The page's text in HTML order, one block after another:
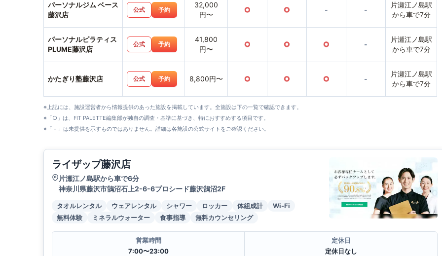
パーソナルジム ベース
藤沢店
公式 予約
32,000
円〜
○ ○ - -
片瀬江ノ島駅
から車で7分
パーソナルピラティス
PLUME藤沢店
公式 予約
41,800
円〜
○ ○ ○ -
片瀬江ノ島駅
から車で7分
かたぎり塾藤沢店 公式 予約 8,800円〜 ○ ○ ○ -
片瀬江ノ島駅
から車で7分
※上記には、施設運営者から情報提供のあった施設を掲載しています。全施設は下の一覧で確認できます。
※「○」は、FIT PALETTE編集部が独自の調査・基準に基づき、特におすすめする項目です。
※「－」は未提供を示すものではありません。詳細は各施設の公式サイトをご確認ください。
ライザップ藤沢店
片瀬江ノ島駅から車で6分
神奈川県藤沢市鵠沼石上2-6-6プロシード藤沢鵠沼2F
タオルレンタル ウェアレンタル シャワー ロッカー 体組成計
Wi-Fi
無料体験
ミネラルウォーター 食事指導 無料カウンセリング
営業時間
7:00〜23:00
定休日
定休日なし